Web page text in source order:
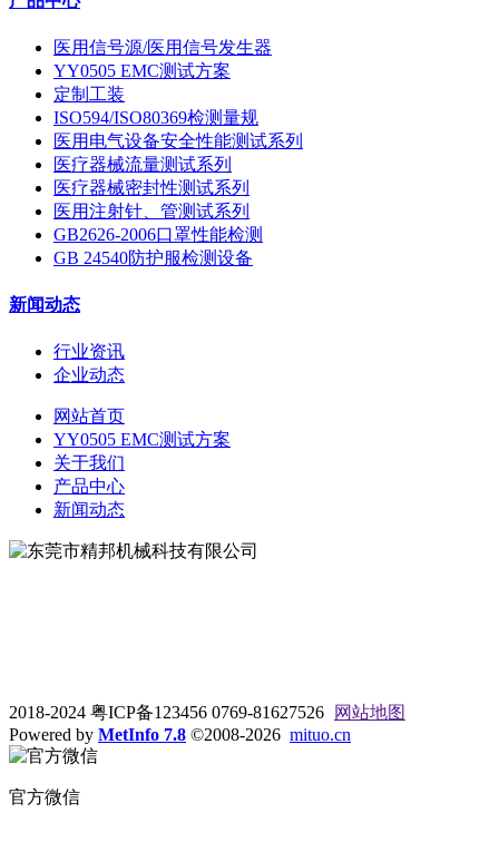
医用信号源/医用信号发生器
YY0505 EMC测试方案
定制工装
ISO594/ISO80369检测量规
医用电气设备安全性能测试系列
医疗器械流量测试系列
医疗器械密封性测试系列
医用注射针、管测试系列
GB2626-2006口罩性能检测
GB 24540防护服检测设备
新闻动态
行业资讯
企业动态
网站首页
YY0505 EMC测试方案
关于我们
产品中心
新闻动态
2018-2024 粤ICP备123456 0769-81627526
网站地图
Powered by MetInfo 7.8 ©2008-2026 mituo.cn
官方微信